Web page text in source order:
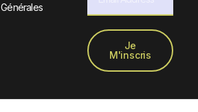
Générales
Je
M'inscris